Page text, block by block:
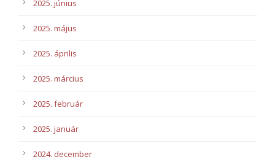
2025. június
2025. május
2025. április
2025. március
2025. február
2025. január
2024. december